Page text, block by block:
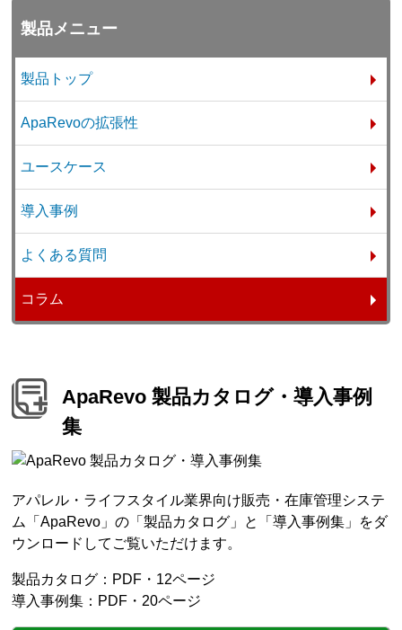
製品メニュー
製品トップ
ApaRevoの拡張性
ユースケース
導入事例
よくある質問
コラム
ApaRevo 製品カタログ・導入事例
集
アパレル・ライフスタイル業界向け販売・在庫管理システ
ム「ApaRevo」の「製品カタログ」と「導入事例集」をダ
ウンロードしてご覧いただけます。
製品カタログ：PDF・12ページ
導入事例集：PDF・20ページ